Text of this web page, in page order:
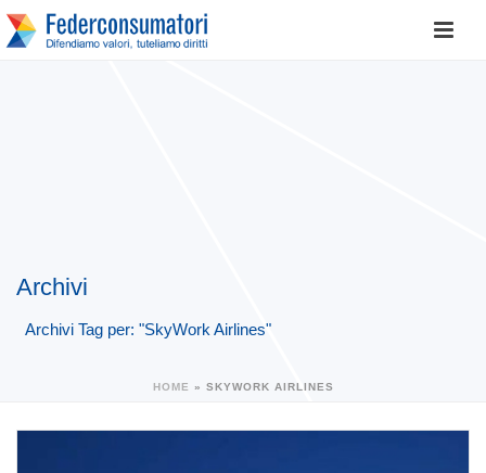
Archivi
Archivi Tag per: "SkyWork Airlines"
HOME » SKYWORK AIRLINES